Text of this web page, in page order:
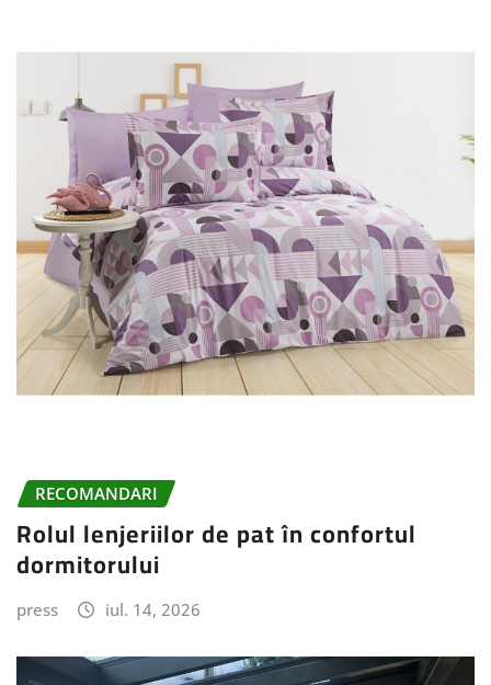
RECOMANDARI
Rolul lenjeriilor de pat în confortul
dormitorului
press iul. 14, 2026